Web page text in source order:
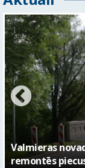
No pagaidu
– kā attīstīsies